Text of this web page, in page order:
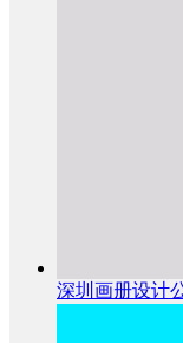
深圳画册设计